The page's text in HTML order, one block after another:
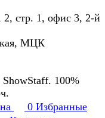
2, стр. 1, офис 3, 2-й
МЦК
100%
0 Избранные